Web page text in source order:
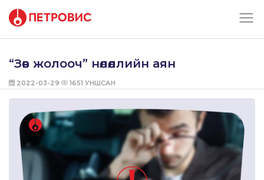
“Зөв жолооч” нөлөөллийн аян
2022-03-29 1651 УНШСАН